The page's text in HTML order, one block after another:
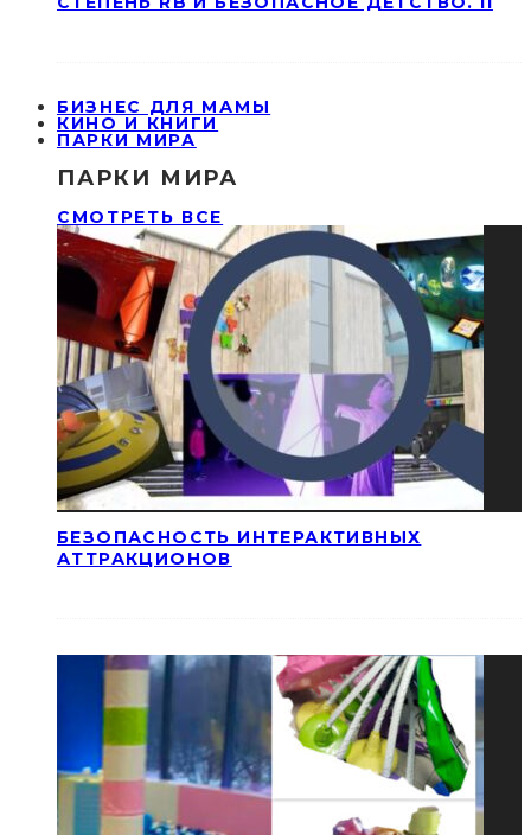
БИЗНЕС ДЛЯ МАМЫ
КИНО И КНИГИ
ПАРКИ МИРА
ПАРКИ МИРА
СМОТРЕТЬ ВСЕ
БЕЗОПАСНОСТЬ ИНТЕРАКТИВНЫХ
АТТРАКЦИОНОВ